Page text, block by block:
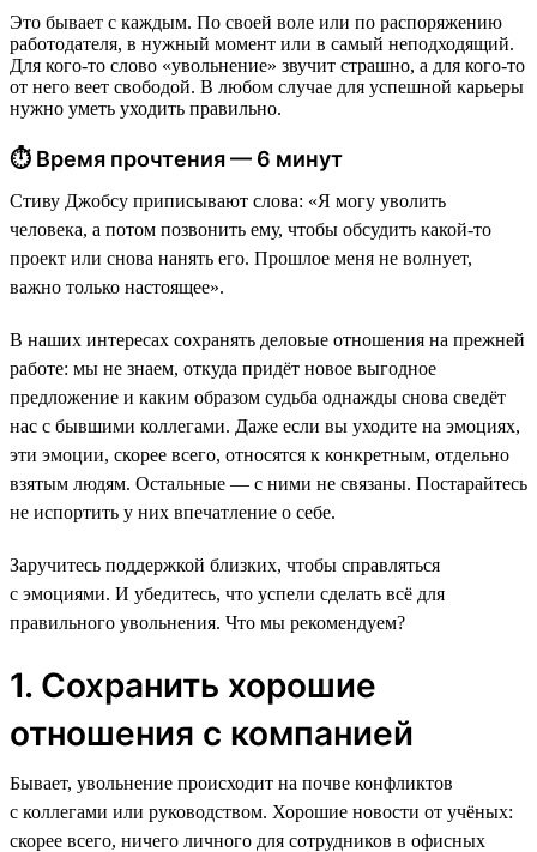
Это бывает с каждым. По своей воле или по распоряжению
работодателя, в нужный момент или в самый неподходящий.
Для кого-то слово «увольнение» звучит страшно, а для кого-то
от него веет свободой. В любом случае для успешной карьеры
нужно уметь уходить правильно.
⏱ Время прочтения — 6 минут
Стиву Джобсу приписывают слова: «Я могу уволить
человека, а потом позвонить ему, чтобы обсудить какой-то
проект или снова нанять его. Прошлое меня не волнует,
важно только настоящее».
В наших интересах сохранять деловые отношения на прежней
работе: мы не знаем, откуда придёт новое выгодное
предложение и каким образом судьба однажды снова сведёт
нас с бывшими коллегами. Даже если вы уходите на эмоциях,
эти эмоции, скорее всего, относятся к конкретным, отдельно
взятым людям. Остальные — с ними не связаны. Постарайтесь
не испортить у них впечатление о себе.
Заручитесь поддержкой близких, чтобы справляться
с эмоциями. И убедитесь, что успели сделать всё для
правильного увольнения. Что мы рекомендуем?
1. Сохранить хорошие
отношения с компанией
Бывает, увольнение происходит на почве конфликтов
с коллегами или руководством. Хорошие новости от учёных:
скорее всего, ничего личного для сотрудников в офисных